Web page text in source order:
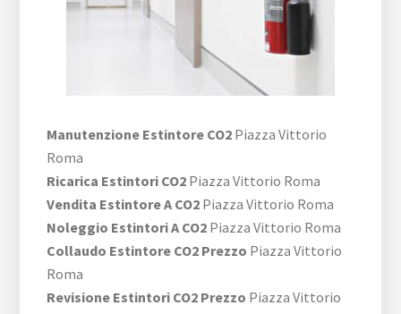
Manutenzione Estintore CO2 Piazza Vittorio
Roma
Ricarica Estintori CO2 Piazza Vittorio Roma
Vendita Estintore A CO2 Piazza Vittorio Roma
Noleggio Estintori A CO2 Piazza Vittorio Roma
Collaudo Estintore CO2 Prezzo Piazza Vittorio
Roma
Revisione Estintori CO2 Prezzo Piazza Vittorio